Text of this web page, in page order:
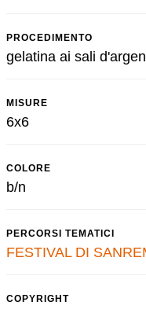
PROCEDIMENTO
gelatina ai sali
MISURE
6x6
COLORE
b/n
PERCORSI TEMATICI
FESTIVAL DI
COPYRIGHT